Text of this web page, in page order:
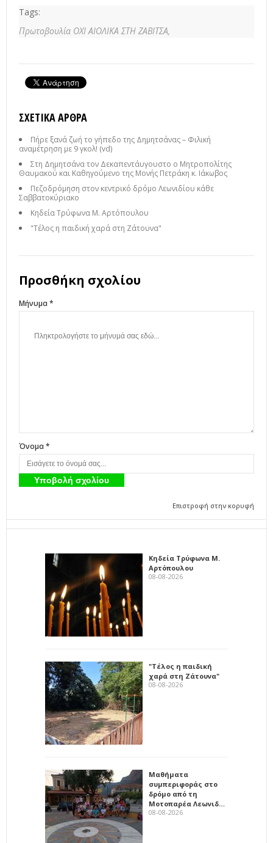
Tags:
Πρωτοβουλία ΟΧΙ ΑΙΟΛΙΚΑ ΣΤΗ ΖΑΒΙΤΣΑ,
ΣΧΕΤΙΚΆ ΆΡΘΡΑ
Πήρε ξανά ζωή το γήπεδο της Δημητσάνας – Φιλική
αναμέτρηση με 9 γκολ! (vd)
Στη Δημητσάνα τον Δεκαπεντάυγουστο ο Μητροπολίτης
Θαυμακού και Καθηγούμενο της Μονής Πετράκη κ. Ιάκωβος
Πεζοδρόμηση στον κεντρικό δρόμο Λεωνιδίου κάθε
Σαββατοκύριακο
Κηδεία Τρύφωνα Μ. Αρτόπουλου
"Τέλος η παιδική χαρά στη Ζάτουνα"
Προσθήκη σχολίου
Μήνυμα *
Όνομα *
Επιστροφή στην κορυφή
Κηδεία Τρύφωνα Μ.
Αρτόπουλου
08-08-2026
"Τέλος η παιδική
χαρά στη Ζάτουνα"
08-08-2026
Μαθήματα
συμπεριφοράς στο
δρόμο από τη
Μοτοπαρέα Λεωνιδ…
08-08-2026